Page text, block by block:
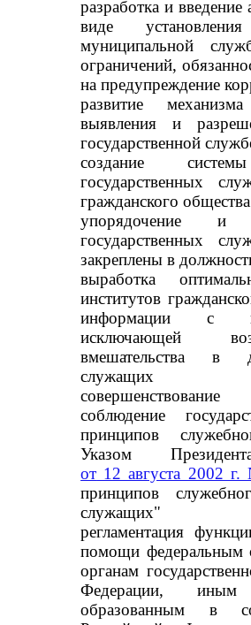
разработка и
виде
муниципальной
ограничений,
на предупреждение
развитие
выявления и
государственной
создание
государственных
гражданского общества
упорядочение и
государственных
закреплены в
выработка
институтов
информации с
исключающей
вмешательства в
служащих
соблюдение
принципов
Указом
от 12 августа 2002
принципов
служащих"
регламентация
помощи федеральным
органам
Федерации, иным
образованным в